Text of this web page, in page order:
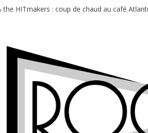
the HITmakers : coup de chaud au café
l’Olympia : la leçon de pop du Professeur Puth